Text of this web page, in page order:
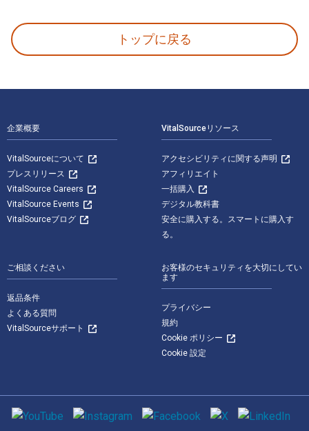
トップに戻る
企業概要
VitalSourceについて
プレスリリース
VitalSource Careers
VitalSource Events
VitalSourceブログ
VitalSourceリソース
アクセシビリティに関する声明
アフィリエイト
一括購入
デジタル教科書
安全に購入する。スマートに購入す
る。
ご相談ください
返品条件
よくある質問
VitalSourceサポート
お客様のセキュリティを大切にしてい
ます
プライバシー
規約
Cookie ポリシー
Cookie 設定
ソーシャルメディア